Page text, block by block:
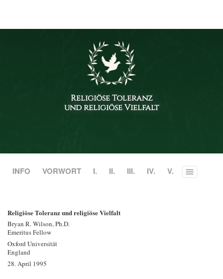
Religiöse Toleranz
und religiöse Vielfalt
INFO VORWORT I. II. III. IV. V. Toggle
Religiöse Toleranz und religiöse Vielfalt
Bryan R. Wilson, Ph.D.
Emeritus Fellow
Oxford Universität
England
28. April 1995